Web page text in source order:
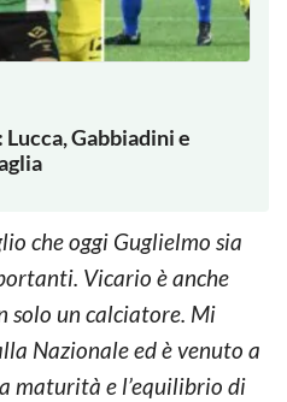
Gabbiadini e
che oggi Guglielmo sia
Vicario è anche
solo un calciatore. Mi
Nazionale ed è venuto a
maturità e l’equilibrio di